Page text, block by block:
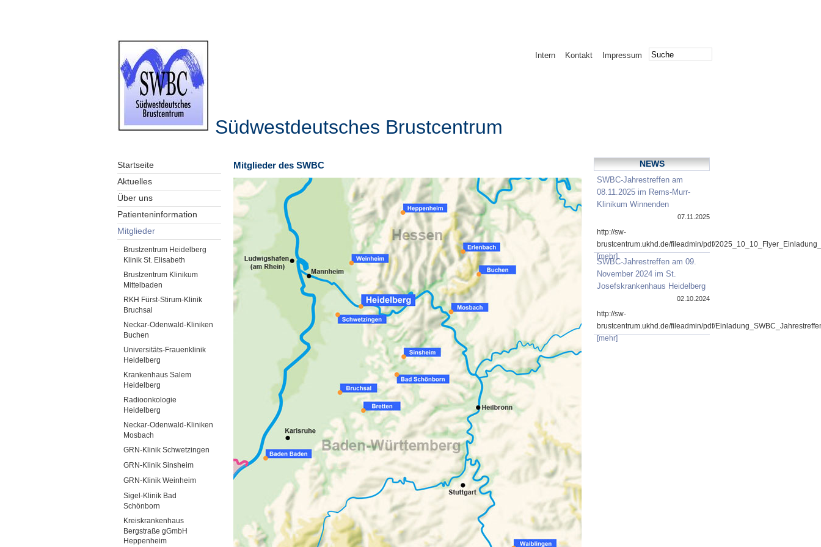
Intern Kontakt Impressum
Südwestdeutsches Brustcentrum
Startseite
Aktuelles
Über uns
Patienteninformation
Mitglieder
Brustzentrum Heidelberg
Klinik St. Elisabeth
Brustzentrum Klinikum
Mittelbaden
RKH Fürst-Stirum-Klinik
Bruchsal
Neckar-Odenwald-Kliniken
Buchen
Universitäts-Frauenklinik
Heidelberg
Krankenhaus Salem
Heidelberg
Radioonkologie
Heidelberg
Neckar-Odenwald-Kliniken
Mosbach
GRN-Klinik Schwetzingen
GRN-Klinik Sinsheim
GRN-Klinik Weinheim
Sigel-Klinik Bad
Schönborn
Kreiskrankenhaus
Bergstraße gGmbH
Heppenheim
Mitglieder des SWBC
NEWS
SWBC-Jahrestreffen am
08.11.2025 im Rems-Murr-
Klinikum Winnenden
07.11.2025
http://sw-
brustcentrum.ukhd.de/fileadmin/pdf/
[mehr]
SWBC-Jahrestreffen am 09.
November 2024 im St.
Josefskrankenhaus Heidelberg
02.10.2024
http://sw-
brustcentrum.ukhd.de/fileadmin/pdf/
[mehr]